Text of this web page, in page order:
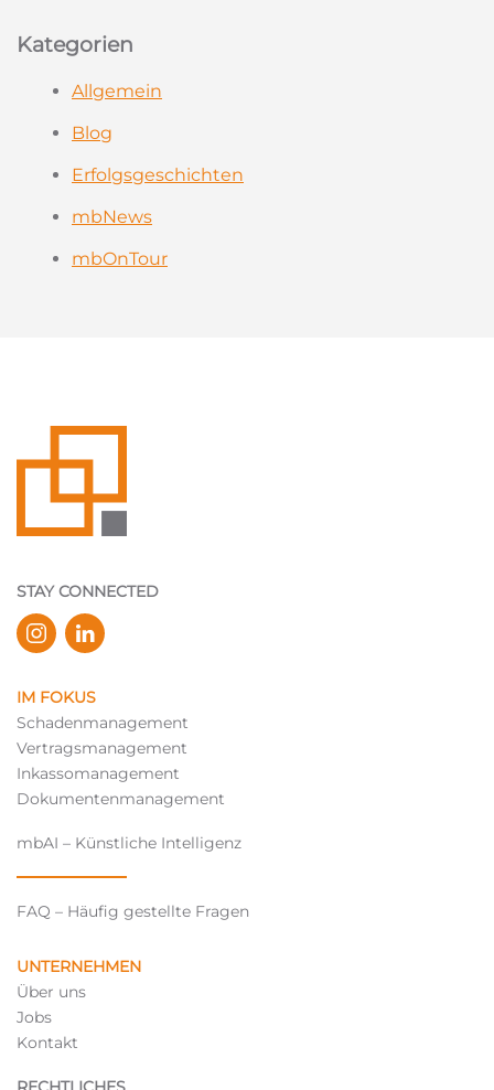
Kategorien
Allgemein
Blog
Erfolgsgeschichten
mbNews
mbOnTour
STAY CONNECTED
IM FOKUS
Schadenmanagement
Vertragsmanagement
Inkassomanagement
Dokumentenmanagement
mbAI – Künstliche Intelligenz
FAQ – Häufig gestellte Fragen
UNTERNEHMEN
Über uns
Jobs
Kontakt